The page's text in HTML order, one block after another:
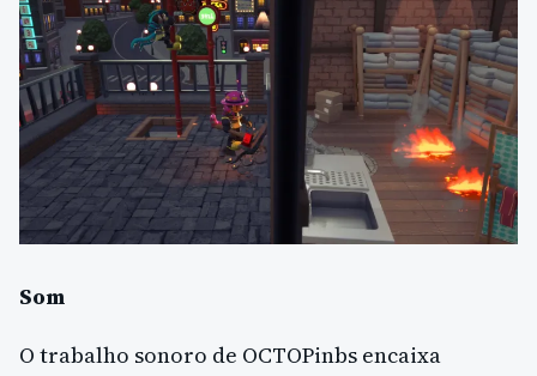
Som
O trabalho sonoro de OCTOPinbs encaixa